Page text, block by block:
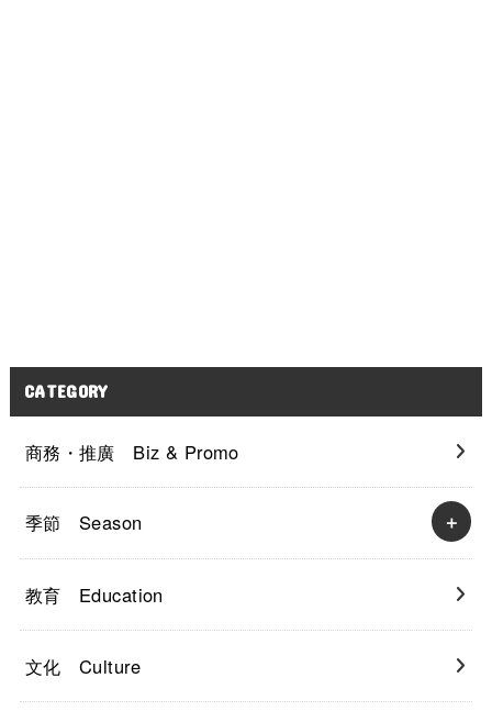
CATEGORY
商務・推廣 Biz & Promo
季節 Season
教育 Education
文化 Culture